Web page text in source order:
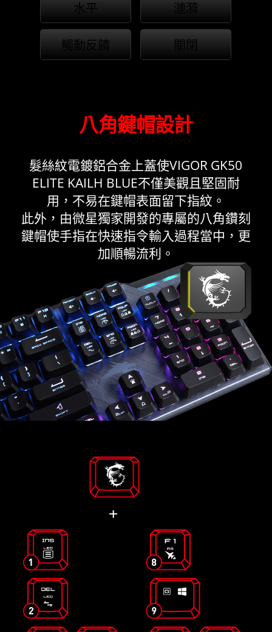
水平 漣漪
觸動反饋 關閉
八角鍵帽設計
髮絲紋電鍍鋁合金上蓋使VIGOR GK50
ELITE KAILH BLUE不僅美觀且堅固耐
用，不易在鍵帽表面留下指紋。
此外，由微星獨家開發的專屬的八角鑽刻
鍵帽使手指在快速指令輸入過程當中，更
加順暢流利。